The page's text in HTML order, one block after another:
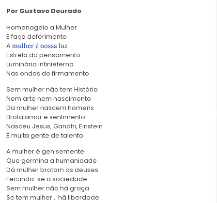
Por Gustavo Dourado
Homenageio a Mulher
E faço deferimento
Amulher é nossa luz
Estrela do pensamento
Luminária infinieterna
Nas ondas do firmamento
Sem mulher não tem História
Nem arte nem nascimento
Da mulher nascem homens
Brota amor e sentimento
Nasceu Jesus, Gandhi, Einstein
E muita gente de talento
A mulher é gen.semente
Que germina a humanidade
Dá mulher brotam os deuses
Fecunda-se a sociedade
Sem mulher não há graça
Se tem mulher… há liberdade